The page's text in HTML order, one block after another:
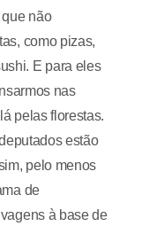
não
como pizas,
E para eles
nas
pelas florestas.
estão
pelo menos
de
à base de